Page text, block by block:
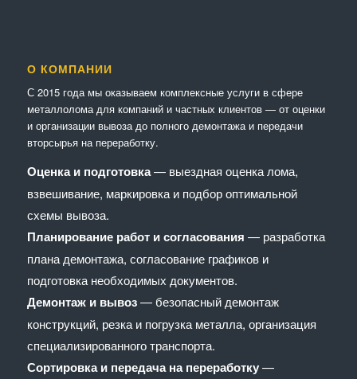
О КОМПАНИИ
С 2015 года мы оказываем комплексные услуги в сфере
металлолома для компаний и частных клиентов — от оценки
и организации вывоза до полного демонтажа и передачи
вторсырья на переработку.
Оценка и подготовка— выездная оценка лома,
взвешивание, маркировка и подбор оптимальной
схемы вывоза.
Планирование работ и согласования — разработка
плана демонтажа, согласование графиков и
подготовка необходимых документов.
Демонтаж и вывоз— безопасный демонтаж
конструкций, резка и погрузка металла, организация
специализированного транспорта.
Сортировка и передача на переработку—